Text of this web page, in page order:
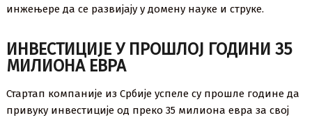
инжењере да се развијају у домену науке и струке.
ИНВЕСТИЦИЈЕ У ПРОШЛОЈ ГОДИНИ 35
МИЛИОНА ЕВРА
Стартап компаније из Србије успеле су прошле године да
привуку инвестиције од преко 35 милиона евра за свој